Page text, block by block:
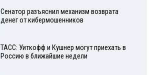
Сенатор разъяснил механизм возврата
денег от кибермошенников
ТАСС: Уиткофф и Кушнер могут приехать в
Россию в ближайшие недели